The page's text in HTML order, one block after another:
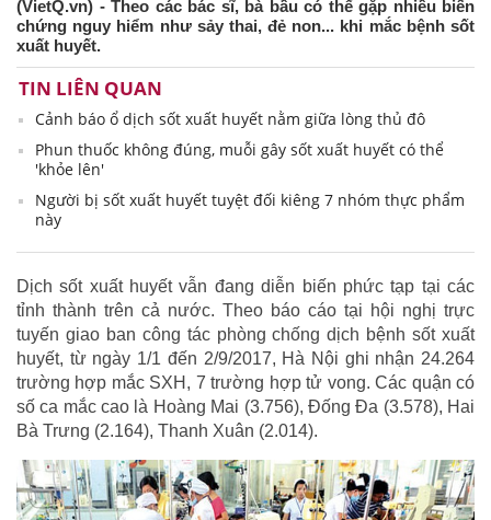
(VietQ.vn) - Theo các bác sĩ, bà bầu có thể gặp nhiều biến
chứng nguy hiểm như sảy thai, đẻ non... khi mắc bệnh sốt
xuất huyết.
TIN LIÊN QUAN
Cảnh báo ổ dịch sốt xuất huyết nằm giữa lòng thủ đô
Phun thuốc không đúng, muỗi gây sốt xuất huyết có thể
'khỏe lên'
Người bị sốt xuất huyết tuyệt đối kiêng 7 nhóm thực phẩm
này
Dịch sốt xuất huyết vẫn đang diễn biến phức tạp tại các
tỉnh thành trên cả nước. Theo báo cáo tại hội nghị trực
tuyến giao ban công tác phòng chống dịch bệnh sốt xuất
huyết, từ ngày 1/1 đến 2/9/2017, Hà Nội ghi nhận 24.264
trường hợp mắc SXH, 7 trường hợp tử vong. Các quận có
số ca mắc cao là Hoàng Mai (3.756), Đống Đa (3.578), Hai
Bà Trưng (2.164), Thanh Xuân (2.014).